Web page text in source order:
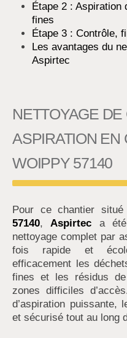
Étape 2 :
fines
Étape 3 : Contrôle,
Les avantages du
Aspirtec
NETTOYAGE
ASPIRATION EN
WOIPPY 57140
Pour ce chantier
57140,Aspirtec a été
nettoyage complet par
fois rapide et
efficacement les
fines et les résidus
zones difficiles
d’aspiration puissante,
et sécurisé tout au long